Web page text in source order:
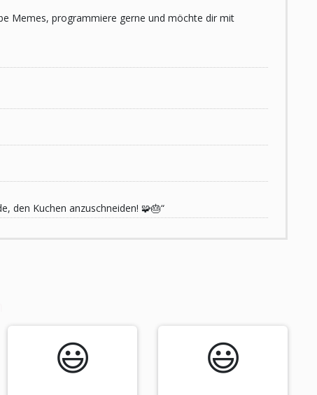
Memes, programmiere gerne und möchte dir mit
den Kuchen anzuschneiden! 🧩🎂“
😃️ 😃️